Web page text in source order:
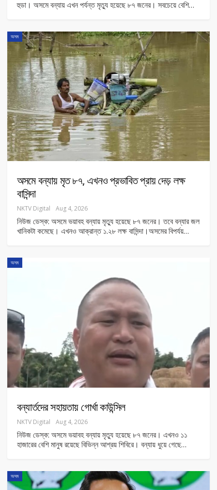
হুডা। অসমে বন্যায় এখন পর্যন্ত মৃত্যু হয়েছে ৮৭ জনের। সবচেয়ে বেশি…
অসম
অসমে বন্যায় মৃত ৮৭, এখনও প্রভাবিত প্রায় দেড় লক্ষ
বাসিন্দা
NKTV Digital Aug 4, 2026
নিউজ ডেস্ক: অসমে ভয়াবহ বন্যায় মৃত্যু হয়েছে ৮৭ জনের। তবে বন্যার জল
খানিকটা কমেছে। এখনও আক্রান্ত ১.২৮ লক্ষ বাসিন্দা।অসমের বিপর্যয়…
অসম
বন্যার্তদের সহায়তায় গোর্খা কাউন্সিল
NKTV Digital Aug 4, 2026
নিউজ ডেস্ক: অসমে ভয়াবহ বন্যায় মৃত্যু হয়েছে ৮৭ জনের। এখনও ১১
হাজারের বেশি মানুষ রয়েছে বিভিন্ন আশ্রয় শিবিরে। বন্যায় ধুয়ে গেছে…
অসম